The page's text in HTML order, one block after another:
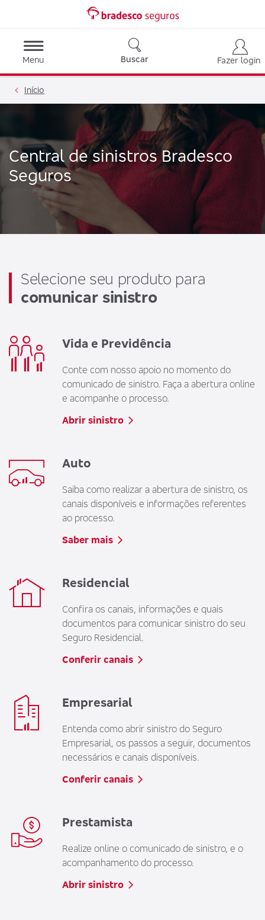
Menu Buscar Fazer login
Início
Central de sinistros Bradesco
Seguros
Selecione seu produto para
comunicar sinistro
Vida e Previdência
Conte com nosso apoio no momento do
comunicado de sinistro. Faça a abertura online
e acompanhe o processo.
Abrir sinistro
Auto
Saiba como realizar a abertura de sinistro, os
canais disponíveis e informações referentes
ao processo.
Saber mais
Residencial
Confira os canais, informações e quais
documentos para comunicar sinistro do seu
Seguro Residencial.
Conferir canais
Empresarial
Entenda como abrir sinistro do Seguro
Empresarial, os passos a seguir, documentos
necessários e canais disponíveis.
Conferir canais
Prestamista
Realize online o comunicado de sinistro, e o
acompanhamento do processo.
Abrir sinistro